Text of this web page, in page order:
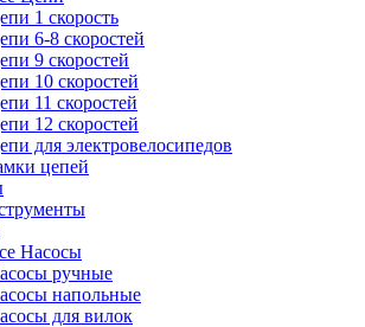
1 скорость
6-8 скоростей
9 скоростей
10 скоростей
11 скоростей
12 скоростей
для электровелосипедов
цепей
Насосы
ручные
напольные
для вилок